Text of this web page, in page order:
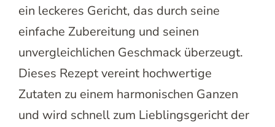
ein leckeres Gericht, das durch seine
einfache Zubereitung und seinen
unvergleichlichen Geschmack überzeugt.
Dieses Rezept vereint hochwertige
Zutaten zu einem harmonischen Ganzen
und wird schnell zum Lieblingsgericht der